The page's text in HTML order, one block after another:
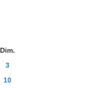
Dim.
3
10